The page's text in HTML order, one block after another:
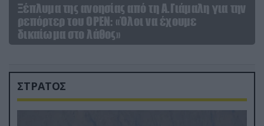
Ξέπλυμα της ανοησίας από τη Α.Γιάμαλη για την
ρεπόρτερ του ΟΡΕΝ: «Όλοι να έχουμε
δικαίωμα στο λάθος»
ΣΤΡΑΤΟΣ